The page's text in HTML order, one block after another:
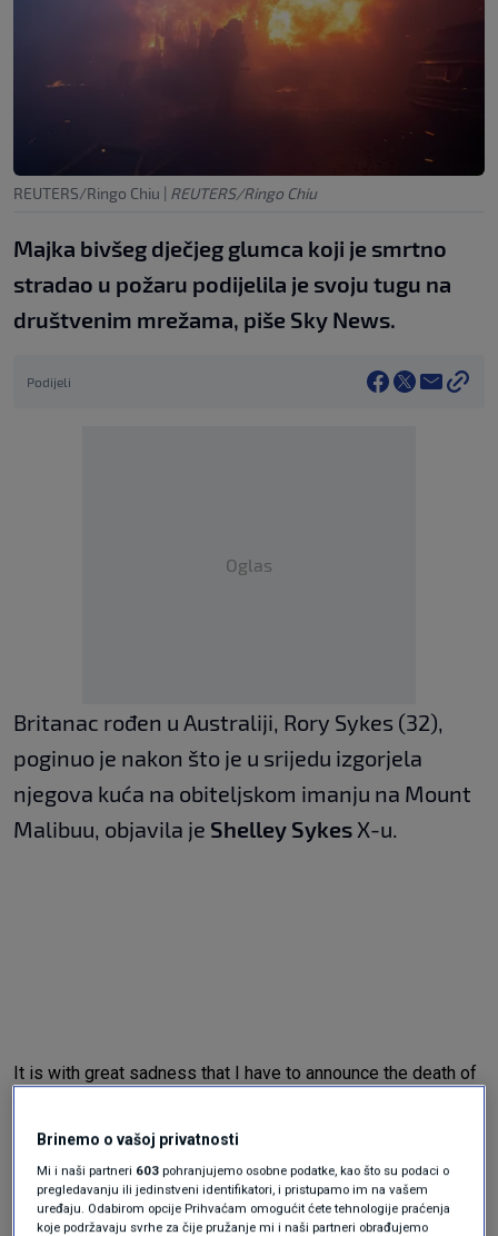
REUTERS/Ringo Chiu | REUTERS/Ringo Chiu
Majka bivšeg dječjeg glumca koji je smrtno
stradao u požaru podijelila je svoju tugu na
društvenim mrežama, piše Sky News.
Podijeli
Oglas
Britanac rođen u Australiji, Rory Sykes (32),
poginuo je nakon što je u srijedu izgorjela
njegova kuća na obiteljskom imanju na Mount
Malibuu, objavila je Shelley Sykes X-u.
It is with great sadness that I have to announce the death of
America, a wonderful son, a gift born on mine & his
grandmas birthday 29 July 92, Rory Callum…
pic.twitter.com/X77xyk83gx
Brinemo o vašoj privatnosti
Mi i naši partneri 603 pohranjujemo osobne podatke, kao što su podaci o
pregledavanju ili jedinstveni identifikatori, i pristupamo im na vašem
uređaju. Odabirom opcije Prihvaćam omogućit ćete tehnologije praćenja
koje podržavaju svrhe za čije pružanje mi i naši partneri obrađujemo